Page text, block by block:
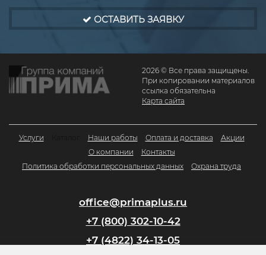
ОСТАВИТЬ ЗАЯВКУ
2026 © Все права защищены.
При копировании материалов
ссылка обязательна
Карта сайта
Услуги Наши работы Оплата и доставка
Акции
О компании
Контакты
Политика обработки персональных данных
Охрана труда
office@primaplus.ru
+7 (800) 302-10-42
+7 (4822) 34-13-05